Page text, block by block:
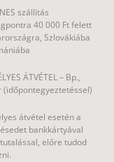
szállítás
40 000 Ft felett
Szlovákiába
ÁTVÉTEL – Bp.,
(időpontegyeztetéssel)
átvétel esetén a
bankkártyával
előre tudod